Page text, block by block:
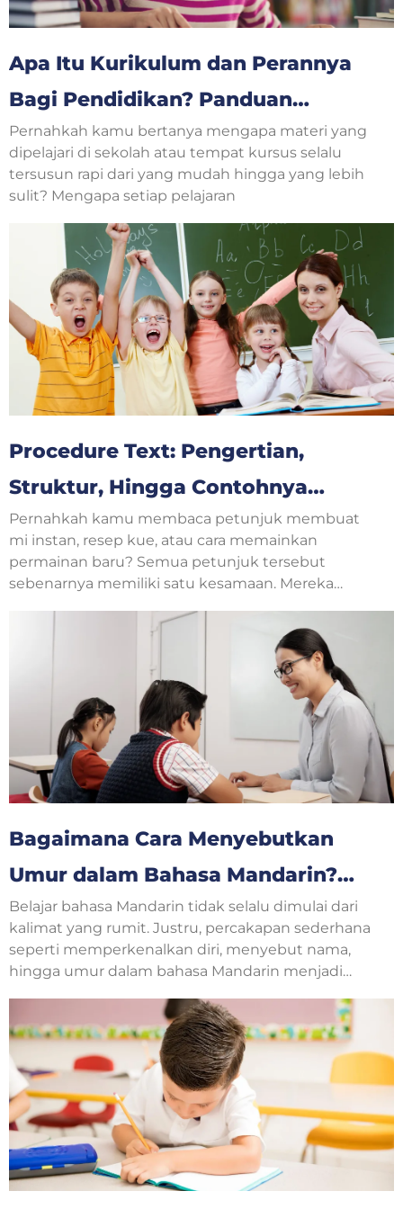
Apa Itu Kurikulum dan Perannya
Bagi Pendidikan? Panduan
Lengkap untuk Orang Tua dan
Anak
Pernahkah kamu bertanya mengapa materi yang
dipelajari di sekolah atau tempat kursus selalu
tersusun rapi dari yang mudah hingga yang lebih
sulit? Mengapa setiap pelajaran
Procedure Text: Pengertian,
Struktur, Hingga Contohnya
Untuk Pemula Bahasa Inggris
Pernahkah kamu membaca petunjuk membuat
mi instan, resep kue, atau cara memainkan
permainan baru? Semua petunjuk tersebut
sebenarnya memiliki satu kesamaan. Mereka
dilakukan secara berurutan. Dalam pelajaran
bahasa Inggris, jenis teks seperti ini disebut
Bagaimana Cara Menyebutkan
Umur dalam Bahasa Mandarin?
Yuk, Belajar Bersama!
Belajar bahasa Mandarin tidak selalu dimulai dari
kalimat yang rumit. Justru, percakapan sederhana
seperti memperkenalkan diri, menyebut nama,
hingga umur dalam bahasa Mandarin menjadi
berkenalan dengan teman baru, guru, atau
mengikuti kelas bahasa Mandarin, pertanyaan
tentang usia sering muncul dalam percakapan
sehari-hari.